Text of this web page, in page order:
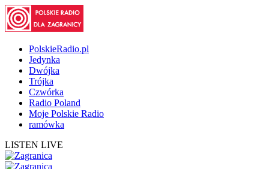
PolskieRadio.pl
Jedynka
Dwójka
Trójka
Czwórka
Radio Poland
Moje Polskie Radio
ramówka
LISTEN LIVE